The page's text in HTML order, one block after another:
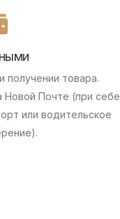
получении товара.
Почте (при себе
или водительское